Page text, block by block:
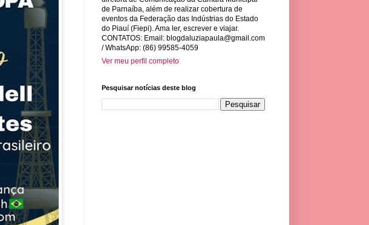
de Parnaíba, além de realizar cobertura de
eventos da Federação das Indústrias do Estado
do Piauí (Fiepi). Ama ler, escrever e viajar.
CONTATOS: Email: blogdaluziapaula@gmail.com
/ WhatsApp: (86) 99585-4059
Ver meu perfil completo
Pesquisar notícias deste blog